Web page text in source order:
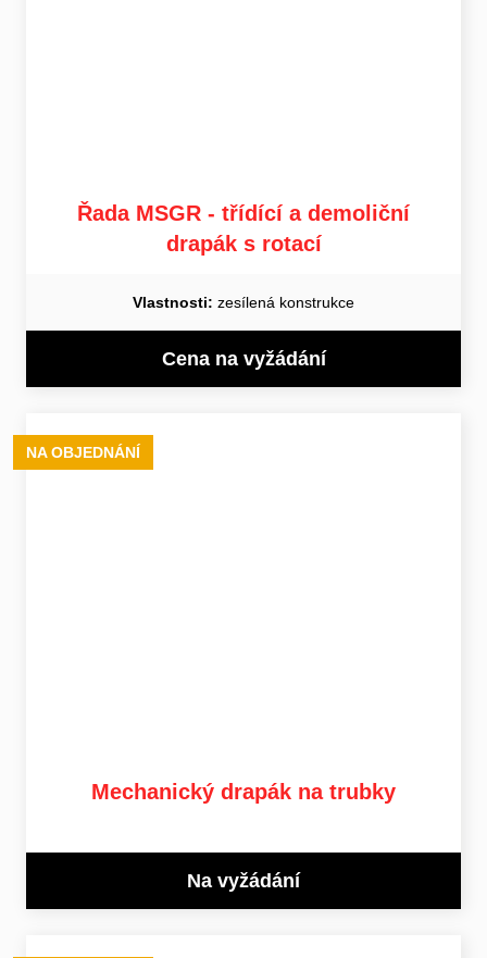
Řada MSGR - třídící a demoliční
drapák s rotací
Vlastnosti: zesílená konstrukce
Cena na vyžádání
NA OBJEDNÁNÍ
Mechanický drapák na trubky
Na vyžádání